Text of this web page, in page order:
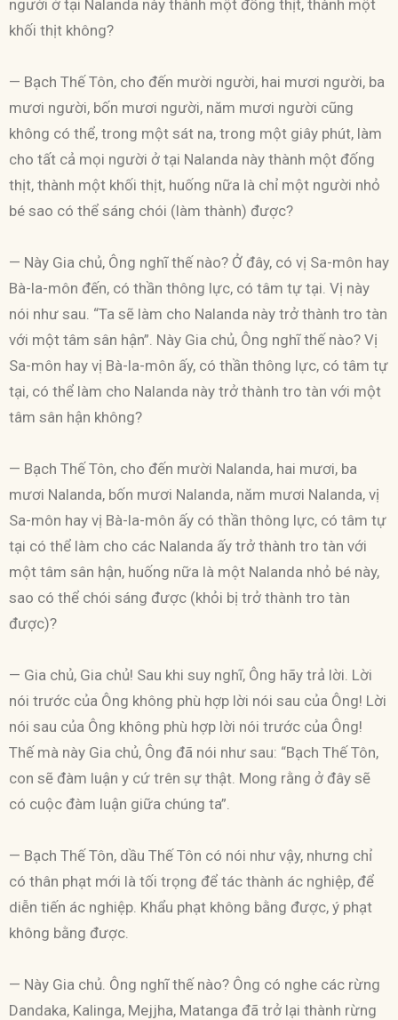
người ở tại Nalanda này thành một đống thịt, thành một
khối thịt không?
— Bạch Thế Tôn, cho đến mười người, hai mươi người, ba
mươi người, bốn mươi người, năm mươi người cũng
không có thể, trong một sát na, trong một giây phút, làm
cho tất cả mọi người ở tại Nalanda này thành một đống
thịt, thành một khối thịt, huống nữa là chỉ một người nhỏ
bé sao có thể sáng chói (làm thành) được?
— Này Gia chủ, Ông nghĩ thế nào? Ở đây, có vị Sa-môn hay
Bà-la-môn đến, có thần thông lực, có tâm tự tại. Vị này
nói như sau. “Ta sẽ làm cho Nalanda này trở thành tro tàn
với một tâm sân hận”. Này Gia chủ, Ông nghĩ thế nào? Vị
Sa-môn hay vị Bà-la-môn ấy, có thần thông lực, có tâm tự
tại, có thể làm cho Nalanda này trở thành tro tàn với một
tâm sân hận không?
— Bạch Thế Tôn, cho đến mười Nalanda, hai mươi, ba
mươi Nalanda, bốn mươi Nalanda, năm mươi Nalanda, vị
Sa-môn hay vị Bà-la-môn ấy có thần thông lực, có tâm tự
tại có thể làm cho các Nalanda ấy trở thành tro tàn với
một tâm sân hận, huống nữa là một Nalanda nhỏ bé này,
sao có thể chói sáng được (khỏi bị trở thành tro tàn
được)?
— Gia chủ, Gia chủ! Sau khi suy nghĩ, Ông hãy trả lời. Lời
nói trước của Ông không phù hợp lời nói sau của Ông! Lời
nói sau của Ông không phù hợp lời nói trước của Ông!
Thế mà này Gia chủ, Ông đã nói như sau: “Bạch Thế Tôn,
con sẽ đàm luận y cứ trên sự thật. Mong rằng ở đây sẽ
có cuộc đàm luận giữa chúng ta”.
— Bạch Thế Tôn, dầu Thế Tôn có nói như vậy, nhưng chỉ
có thân phạt mới là tối trọng để tác thành ác nghiệp, để
diễn tiến ác nghiệp. Khẩu phạt không bằng được, ý phạt
không bằng được.
— Này Gia chủ. Ông nghĩ thế nào? Ông có nghe các rừng
Dandaka, Kalinga, Mejjha, Matanga đã trở lại thành rừng